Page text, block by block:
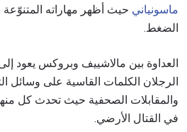
ماسونياني حيث أظهر مهاراته
الضغط.
العداوة بين مالاشييف وبروكس يعود
الرجلان الكلمات القاسية على وسائل
والمقابلات الصحفية حيث تحدث كل
في القتال الأرضي.